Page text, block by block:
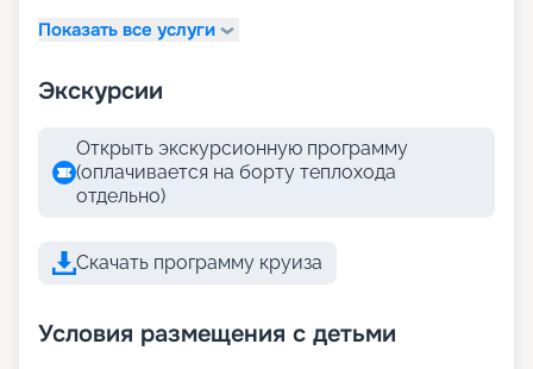
Показать все услуги
Экскурсии
Открыть экскурсионную программу
(оплачивается на борту теплохода
отдельно)
Скачать программу круиза
Условия размещения с детьми